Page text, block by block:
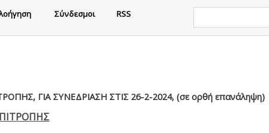
Σύνδεσμοι RSS
ΓΙΑ ΣΥΝΕΔΡΙΑΣΗ ΣΤΙΣ 26-2-2024, (σε ορθή επανάληψη)